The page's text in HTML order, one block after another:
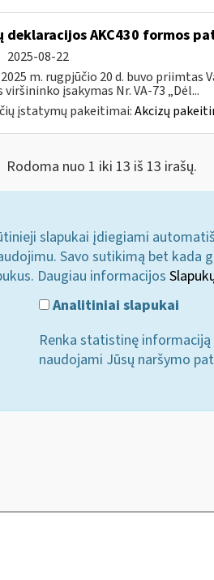
deklaracijos AKC430 formos
2025-08-22
m. rugpjūčio 20 d. buvo priimtas
įsakymas Nr. VA-73 „Dėl...
įstatymų pakeitimai:Akcizų
Rodoma nuo 1 iki 13 iš 13 irašų.
slapukai įdiegiami
Savo sutikimą bet kada
Daugiau informacijos
Analitiniai slapukai
Renka statistinę
naudojami Jūsų naršymo